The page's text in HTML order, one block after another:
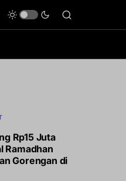
Rp15 Juta
Ramadhan
Gorengan di